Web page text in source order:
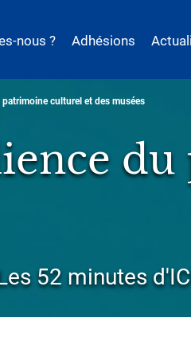
nous ? Adhésions
patrimoine culturel et des musées
52 minutes